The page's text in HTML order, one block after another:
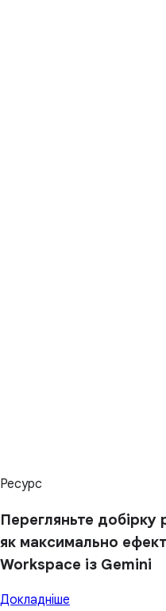
Ресурс
Перегляньте добірку
як максимально
Workspace із Gemini
Докладніше